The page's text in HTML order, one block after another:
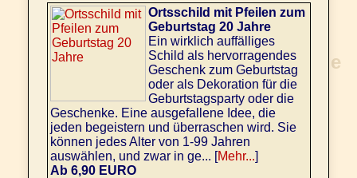
Ortsschild mit Pfeilen zum
Geburtstag 20 Jahre
Ein wirklich auffälliges
Schild als hervorragendes
Geschenk zum Geburtstag
oder als Dekoration für die
Geburtstagsparty oder die
Geschenke. Eine ausgefallene Idee, die
jeden begeistern und überraschen wird. Sie
können jedes Alter von 1-99 Jahren
auswählen, und zwar in ge... [Mehr...]
Ab 6,90 EURO